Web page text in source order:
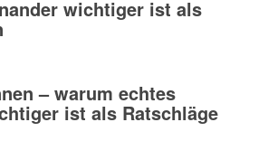
wichtiger ist als
– warum echtes
ist als Ratschläge